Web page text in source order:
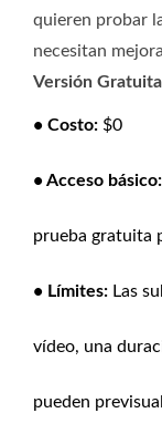
quieren probar
necesitan
Versión Gratuita
• Costo: $0
• Acceso básico:
prueba gratuita
• Límites: Las
vídeo, una
pueden